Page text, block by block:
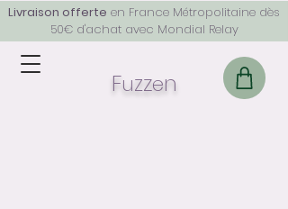
Livraison offerte en France Métropolitaine dès
50€ d'achat avec Mondial Relay
Fuzzen